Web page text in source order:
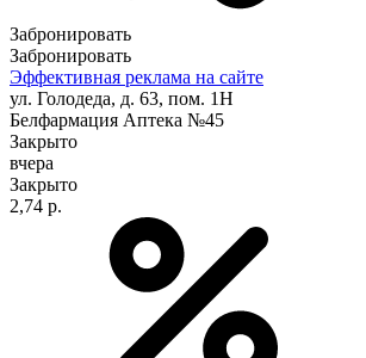
Забронировать
Забронировать
Эффективная реклама на сайте
ул. Голодеда, д. 63, пом. 1Н
Белфармация Аптека №45
Закрыто
вчера
Закрыто
2,74 р.